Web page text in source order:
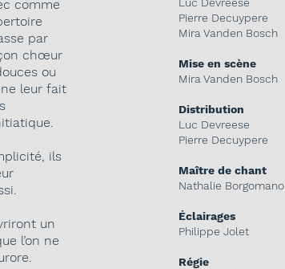
comme
par
chœur
ou
leur fait
ils
un
l’on ne
Pierre Decuypere
Mira Vanden Bosch
Mise en scène
Mira Vanden Bosch
Distribution
Luc Devreese
Pierre Decuypere
Maître de chant
Nathalie Borgomano
Éclairages
Philippe Jolet
Régie